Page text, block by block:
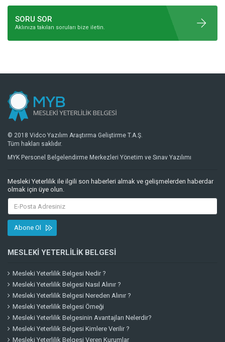
SORU SOR
Aklınıza takılan soruları bize iletin.
© 2018 Vidco Yazılım Araştırma Geliştirme T.A.Ş.
Tüm hakları saklıdır.
MYK Personel Belgelendirme Merkezleri Yönetim ve Sınav Yazılımı
Mesleki Yeterlilik ile ilgili son haberleri almak ve gelişmelerden haberdar
olmak için üye olun.
Abone Ol
MESLEKI YETERLILIK BELGESI
Mesleki Yeterlilik Belgesi Nedir ?
Mesleki Yeterlilik Belgesi Nasıl Alınır ?
Mesleki Yeterlilik Belgesi Nereden Alınır ?
Mesleki Yeterlilik Belgesi Örneği
Mesleki Yeterlilik Belgesinin Avantajları Nelerdir?
Mesleki Yeterlilik Belgesi Kimlere Verilir ?
Mesleki Yeterlilik Belgesi Veren Kurumlar